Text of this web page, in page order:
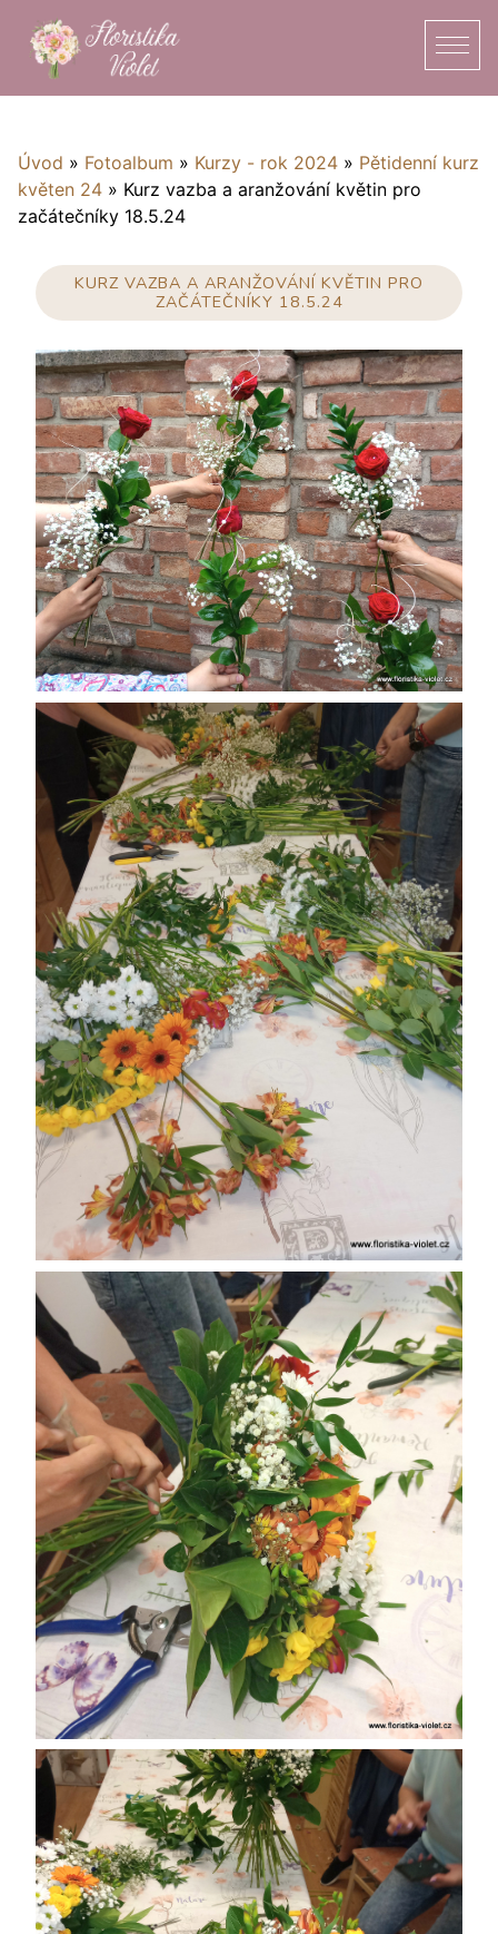
Úvod » Fotoalbum » Kurzy - rok 2024 » Pětidenní kurz
květen 24 » Kurz vazba a aranžování květin pro
začátečníky 18.5.24
KURZ VAZBA A ARANŽOVÁNÍ KVĚTIN PRO
ZAČÁTEČNÍKY 18.5.24